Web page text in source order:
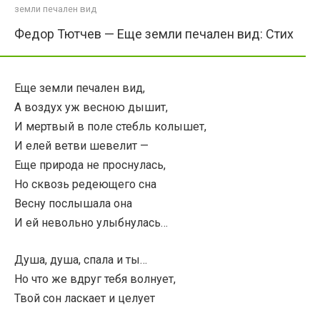
земли печален вид
Федор Тютчев — Еще земли печален вид: Стих
Еще земли печален вид,
А воздух уж весною дышит,
И мертвый в поле стебль колышет,
И елей ветви шевелит —
Еще природа не проснулась,
Но сквозь редеющего сна
Весну послышала она
И ей невольно улыбнулась…
Душа, душа, спала и ты…
Но что же вдруг тебя волнует,
Твой сон ласкает и целует